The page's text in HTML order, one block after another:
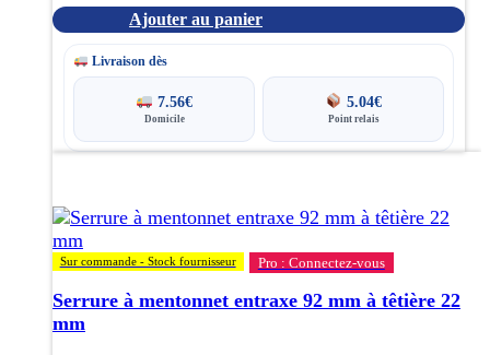
Ajouter au panier
Livraison dès
7.56€
Domicile
5.04€
Point relais
Sur commande - Stock fournisseur Pro : Connectez-vous
Serrure à mentonnet entraxe 92 mm à têtière 22
mm
a
plusieurs
variations.
Les
options
peuvent